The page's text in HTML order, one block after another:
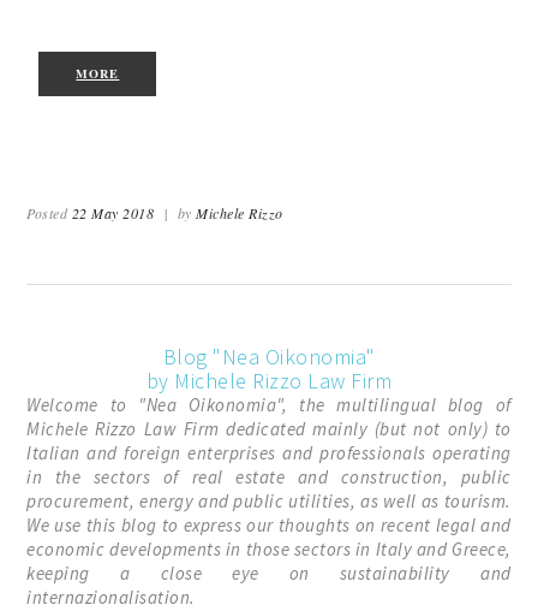
MORE
Posted 22 May 2018 | byMichele Rizzo
Blog "Nea Oikonomia"
by Michele Rizzo Law Firm
Welcome to "Nea Oikonomia", the multilingual blog of
Michele Rizzo Law Firm dedicated mainly (but not only) to
Italian and foreign enterprises and professionals operating
in the sectors of real estate and construction, public
procurement, energy and public utilities, as well as tourism.
We use this blog to express our thoughts on recent legal and
economic developments in those sectors in Italy and Greece,
keeping a close eye on sustainability and
internazionalisation.